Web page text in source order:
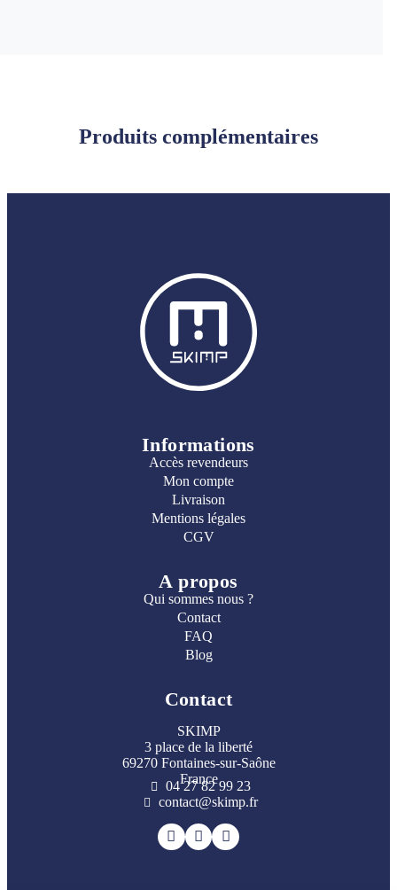
Produits complémentaires
Informations
Accès revendeurs
Mon compte
Livraison
Mentions légales
CGV
A propos
Qui sommes nous ?
Contact
FAQ
Blog
Contact
SKIMP
3 place de la liberté
69270 Fontaines-sur-Saône
France
04 27 82 99 23
contact@skimp.fr